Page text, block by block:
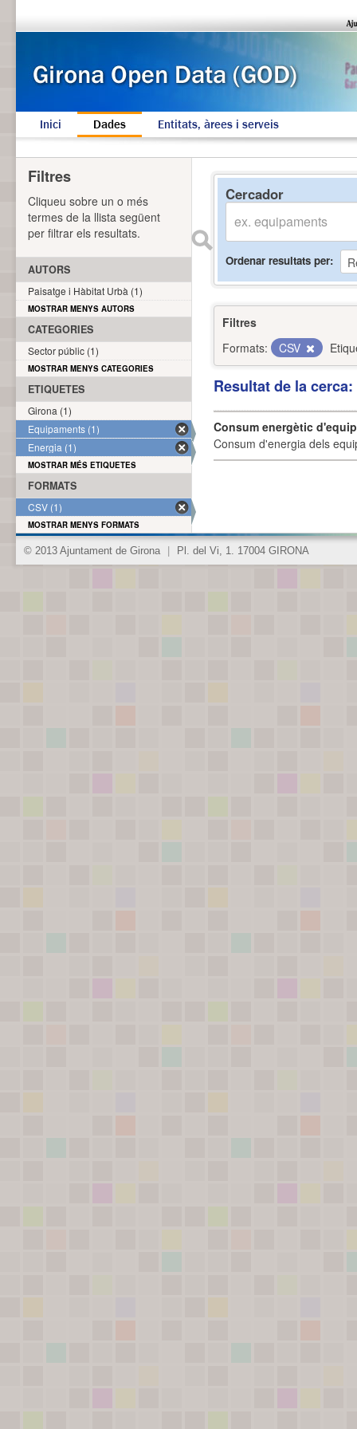
Inici Dades Entitats, àrees i serveis
Cercador
Ordenar resultats per
Filtres
Formats:
CSV
Resultat de la
Consum energètic
Consum d'energia dels
Filtres
Cliqueu sobre un o més
termes de la llista següent
per filtrar els resultats.
AUTORS
Paisatge i Hàbitat Urbà (1)
MOSTRAR MENYS AUTORS
CATEGORIES
Sector públic (1)
MOSTRAR MENYS CATEGORIES
ETIQUETES
Girona (1)
Equipaments (1)
Energia (1)
MOSTRAR MÉS ETIQUETES
FORMATS
CSV (1)
MOSTRAR MENYS FORMATS
© 2013 Ajuntament de Girona Pl. del Vi, 1. 17004 GIRONA